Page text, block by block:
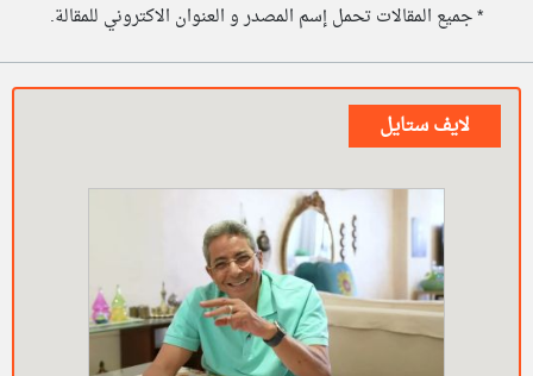
* جميع المقالات تحمل إسم المصدر و العنوان الاكتروني للمقالة.
لايف ستايل